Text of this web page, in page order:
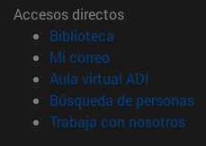
Accesos directos
Biblioteca
Mi correo(abre en nueva
Aula virtual ADI
Búsqueda de personas
Trabaja con nosotros